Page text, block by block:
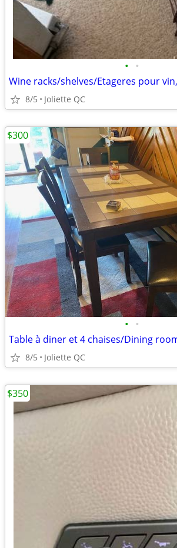
• •
Wine racks/shelves/Etageres pour
8/5 Joliette QC
• •
Table à diner et 4 chaises/Dining
8/5 Joliette QC
$300
$350